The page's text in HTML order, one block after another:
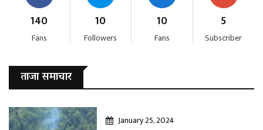
140
Fans
10
Followers
10
Fans
5
Subscriber
ताजा समाचार
January 25, 2024